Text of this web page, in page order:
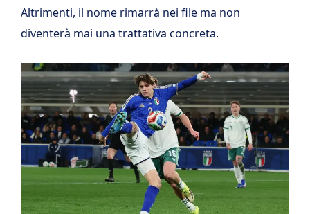
Altrimenti, il nome rimarrà nei file ma non
diventerà mai una trattativa concreta.